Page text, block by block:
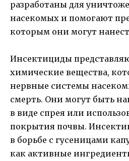
разработаны для
насекомых и помогают
которым они могут
Инсектициды
химические вещества,
нервные системы
смерть. Они могут быть
в виде спрея или
покрытия почвы.
в борьбе с гусеницами
как активные